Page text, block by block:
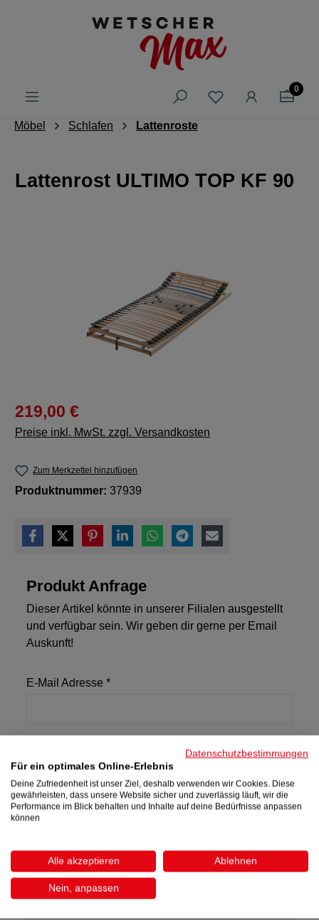
0
Möbel Schlafen Lattenroste
Lattenrost ULTIMO TOP KF 90
219,00 €
Preise inkl. MwSt. zzgl. Versandkosten
Zum Merkzettel hinzufügen
Produktnummer: 37939
Produkt Anfrage
Dieser Artikel könnte in unserer Filialen ausgestellt
und verfügbar sein. Wir geben dir gerne per Email
Auskunft!
E-Mail Adresse *
bin damit einverstanden. *
Die mit einem Stern (*) markierten Felder sind
Datenschutzbestimmungen
Für ein optimales Online-Erlebnis
Deine Zufriedenheit ist unser Ziel, deshalb verwenden wir Cookies. Diese
gewährleisten, dass unsere Website sicher und zuverlässig läuft, wir die
Performance im Blick behalten und Inhalte auf deine Bedürfnisse anpassen
können
Alle akzeptieren Ablehnen
Nein, anpassen